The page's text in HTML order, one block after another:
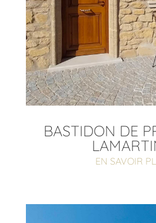
BASTIDON DE
EN SAVOIR